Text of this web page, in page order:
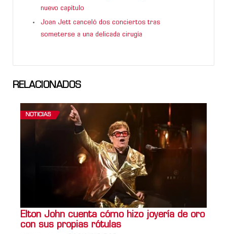
nuevo capítulo
Joan Jett canceló dos conciertos tras
someterse a una delicada cirugía
RELACIONADOS
NOTICIAS
Elton John cuenta cómo hizo joyería de oro
con sus propias rótulas